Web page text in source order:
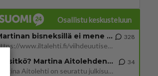
Osallistu keskusteluun
Martinan bisneksillä ei mene hyvin
https://www.iltalehti.fi/viihdeuutiset/a/c46da6ab-340f-4790-aaa7-0865eed2336 Yrityksen konkurssihakemus on tullut kärä
328
Tiesitkö? Martina Aitolehden isäpuoli on tämä suosittu laulaja
Martina Aitolehti on seurattu julkisuuden henkilö. Lähipiiriin mahtuu muitakin tunnettuja henkilöitä. Tiesitkö, että Ma
34